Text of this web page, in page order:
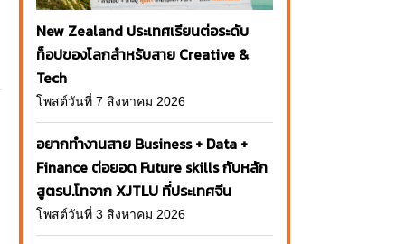
New Zealand ประเทศเรียนต่อระดับ
ท็อปของโลกสำหรับสาย Creative &
Tech
โพสต์วันที่ 7 สิงหาคม 2026
อยากทำงานสาย Business + Data +
Finance ต่อยอด Future skills กับหลัก
สูตรป.โทจาก XJTLU ที่ประเทศจีน
โพสต์วันที่ 3 สิงหาคม 2026